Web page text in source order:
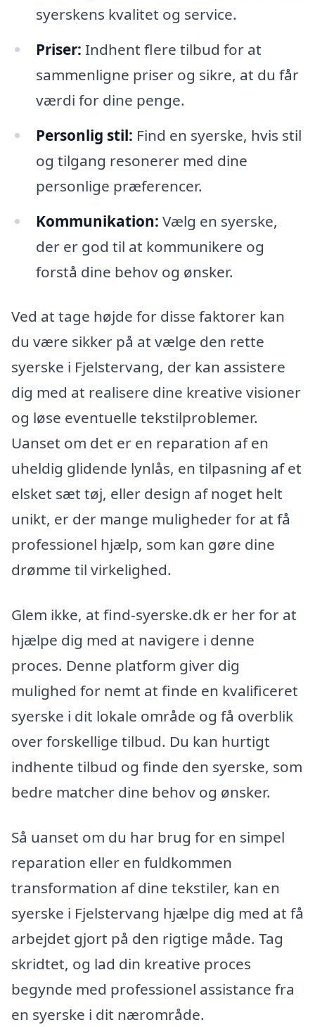
syerskens kvalitet og service.
Priser: Indhent flere tilbud for at
sammenligne priser og sikre, at du får
værdi for dine penge.
Personlig stil: Find en syerske, hvis stil
og tilgang resonerer med dine
personlige præferencer.
Kommunikation: Vælg en syerske,
der er god til at kommunikere og
forstå dine behov og ønsker.
Ved at tage højde for disse faktorer kan
du være sikker på at vælge den rette
syerske i Fjelstervang, der kan assistere
dig med at realisere dine kreative visioner
og løse eventuelle tekstilproblemer.
Uanset om det er en reparation af en
uheldig glidende lynlås, en tilpasning af et
elsket sæt tøj, eller design af noget helt
unikt, er der mange muligheder for at få
professionel hjælp, som kan gøre dine
drømme til virkelighed.
Glem ikke, at find-syerske.dk er her for at
hjælpe dig med at navigere i denne
proces. Denne platform giver dig
mulighed for nemt at finde en kvalificeret
syerske i dit lokale område og få overblik
over forskellige tilbud. Du kan hurtigt
indhente tilbud og finde den syerske, som
bedre matcher dine behov og ønsker.
Så uanset om du har brug for en simpel
reparation eller en fuldkommen
transformation af dine tekstiler, kan en
syerske i Fjelstervang hjælpe dig med at få
arbejdet gjort på den rigtige måde. Tag
skridtet, og lad din kreative proces
begynde med professionel assistance fra
en syerske i dit nærområde.